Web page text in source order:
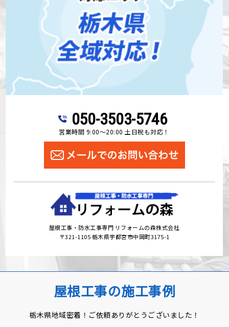
050-3503-5746
営業時間 9:00～20:00 土日祝も対応！
屋根工事・防水工事専門 リフォームの森株式会社
〒321-1105 栃木県宇都宮市中岡町3175-1
屋根工事の施工事例
栃木県地域密着！ご依頼ありがとうございました！